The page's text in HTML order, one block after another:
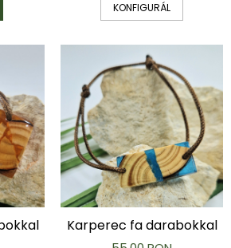
KONFIGURÁL
Karperec fa darabokkal